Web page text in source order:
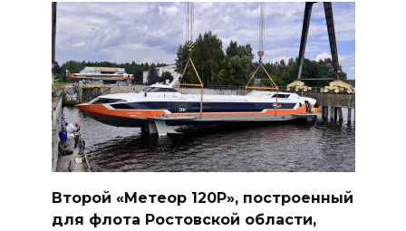
Второй «Метеор 120Р», построенный
для флота Ростовской области,